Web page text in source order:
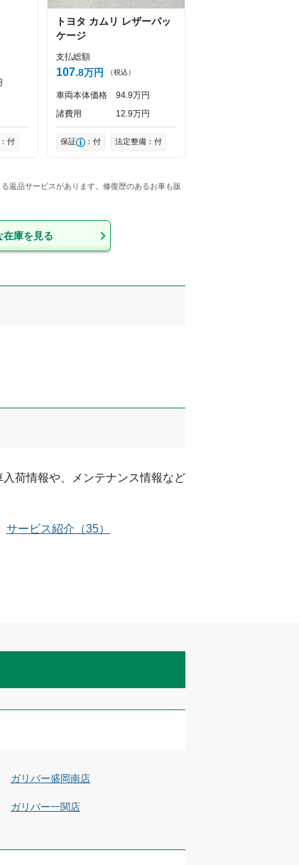
付
トヨタ カムリ レザーパッ
ケージ
支払総額
107 8万円 （税込）
車両本体価格 94 9万円
諸費用
12 9万円
保証 ：付 法定整備：付
返品サービスがあります。修復歴のあるお車も販
在庫を見る
荷情報や、メンテナンス情報など
サービス紹介 （35）
ガリバー盛岡南店
ガリバー一関店